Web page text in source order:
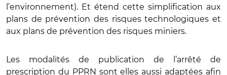
l’environnement). Et étend cette simplification aux
plans de prévention des risques technologiques et
aux plans de prévention des risques miniers.
Les modalités de publication de l’arrêté de
prescription du PPRN sont elles aussi adaptées afin